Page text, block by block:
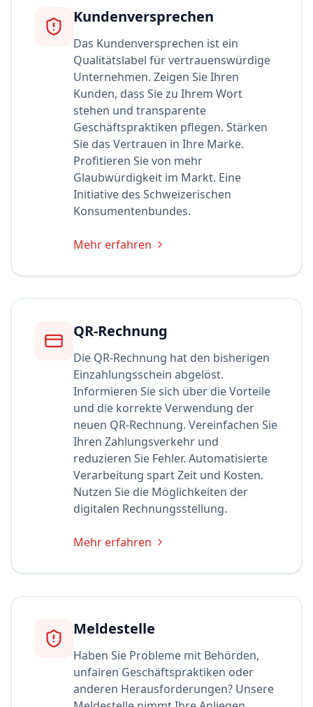
Kundenversprechen
Das Kundenversprechen ist ein
Qualitätslabel für vertrauenswürdige
Unternehmen. Zeigen Sie Ihren
Kunden, dass Sie zu Ihrem Wort
stehen und transparente
Geschäftspraktiken pflegen. Stärken
Sie das Vertrauen in Ihre Marke.
Profitieren Sie von mehr
Glaubwürdigkeit im Markt. Eine
Initiative des Schweizerischen
Konsumentenbundes.
Mehr erfahren
QR-Rechnung
Die QR-Rechnung hat den bisherigen
Einzahlungsschein abgelöst.
Informieren Sie sich über die Vorteile
und die korrekte Verwendung der
neuen QR-Rechnung. Vereinfachen Sie
Ihren Zahlungsverkehr und
reduzieren Sie Fehler. Automatisierte
Verarbeitung spart Zeit und Kosten.
Nutzen Sie die Möglichkeiten der
digitalen Rechnungsstellung.
Mehr erfahren
Meldestelle
Haben Sie Probleme mit Behörden,
unfairen Geschäftspraktiken oder
anderen Herausforderungen? Unsere